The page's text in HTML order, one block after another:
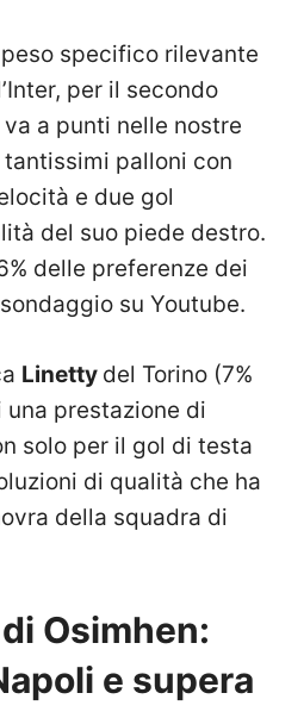
specifico rilevante
per il secondo
a punti nelle nostre
palloni con
e due gol
del suo piede destro.
delle preferenze dei
su Youtube.
Linetty del Torino (7%
prestazione di
solo per il gol di testa
di qualità che ha
della squadra di
Osimhen:
e supera